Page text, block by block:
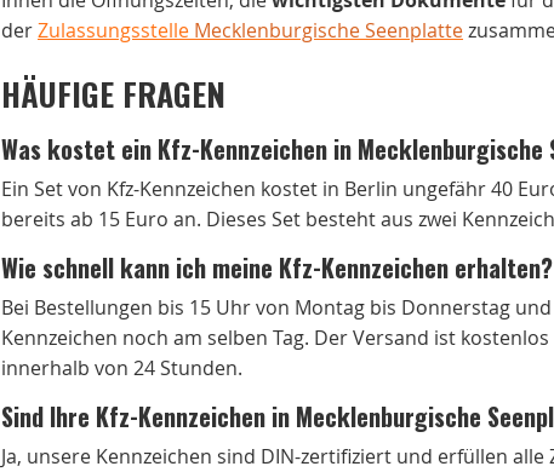
derZulassungsstelle Mecklenburgische Seenplatte
HÄUFIGE FRAGEN
Was kostet ein Kfz-Kennzeichen in Mecklenburgische
Ein Set von Kfz-Kennzeichen kostet in Berlin ungefähr 40
bereits ab 15 Euro an. Dieses Set besteht aus zwei
Wie schnell kann ich meine Kfz-Kennzeichen erhalten?
Bei Bestellungen bis 15 Uhr von Montag bis Donnerstag
Kennzeichen noch am selben Tag. Der Versand ist
innerhalb von 24 Stunden.
Sind Ihre Kfz-Kennzeichen in Mecklenburgische
Ja, unsere Kennzeichen sind DIN-zertifiziert und erfüllen